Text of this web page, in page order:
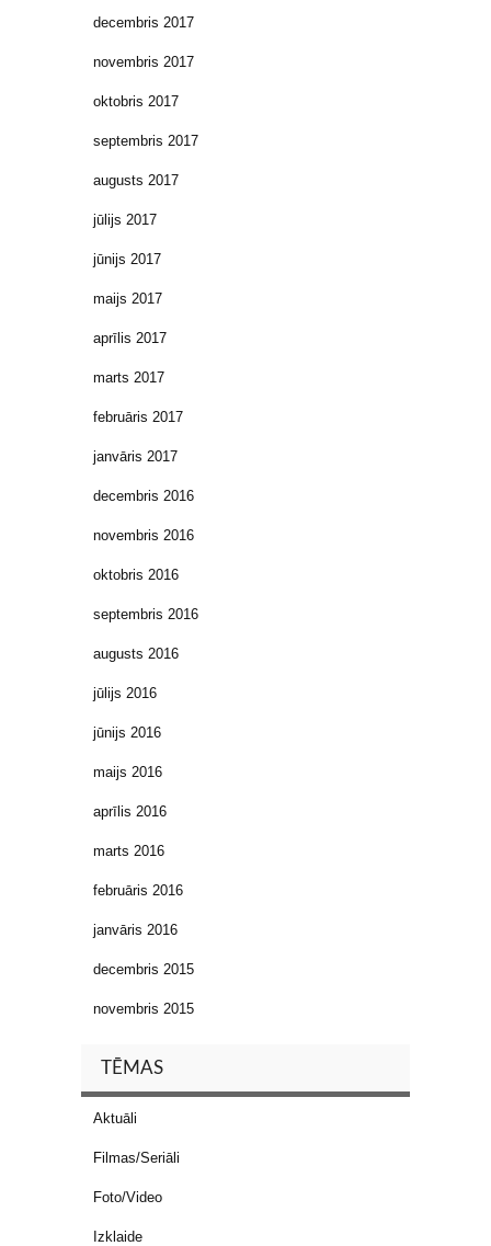
decembris 2017
novembris 2017
oktobris 2017
septembris 2017
augusts 2017
jūlijs 2017
jūnijs 2017
maijs 2017
aprīlis 2017
marts 2017
februāris 2017
janvāris 2017
decembris 2016
novembris 2016
oktobris 2016
septembris 2016
augusts 2016
jūlijs 2016
jūnijs 2016
maijs 2016
aprīlis 2016
marts 2016
februāris 2016
janvāris 2016
decembris 2015
novembris 2015
TĒMAS
Aktuāli
Filmas/Seriāli
Foto/Video
Izklaide